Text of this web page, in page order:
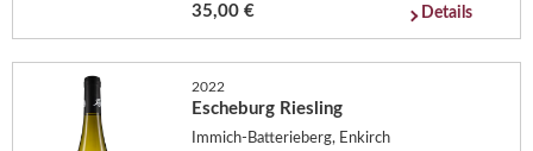
35,00 € Details
2022
Escheburg Riesling
Immich-Batterieberg, Enkirch